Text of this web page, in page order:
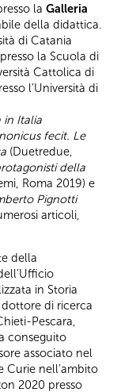
la Galleria
della didattica.
di Catania
la Scuola di
Cattolica di
l’Università di
in Italia
fecit. Le
(Duetredue,
della
Roma 2019) e
Pignotti
articoli,
della
in Storia
dottore di ricerca
Pescara,
conseguito
associato nel
Curie nell’ambito
2020 presso